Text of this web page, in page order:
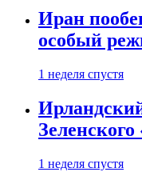
Иран
особый
1 неделя спустя
1 неделя спустя